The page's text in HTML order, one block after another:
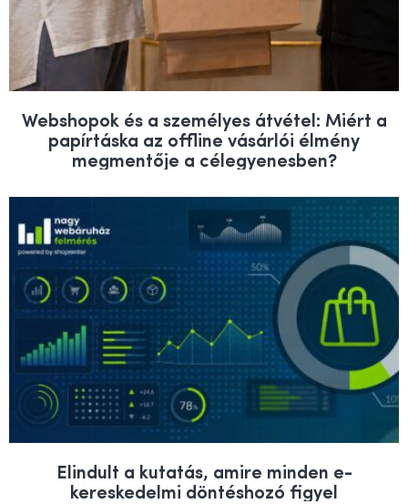
Webshopok és a személyes átvétel: Miért a
papírtáska az offline vásárlói élmény
megmentője a célegyenesben?
Elindult a kutatás, amire minden e-
kereskedelmi döntéshozó figyel